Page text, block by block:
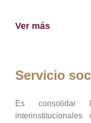
Ver más
Servicio
Es consolidar